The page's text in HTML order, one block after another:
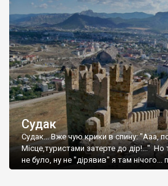
Судак
Судак... Вже чую крики в спину: "Ааа,
Місце,туристами затерте до дір!..."
не було, ну не "дірявив" я там нічого...